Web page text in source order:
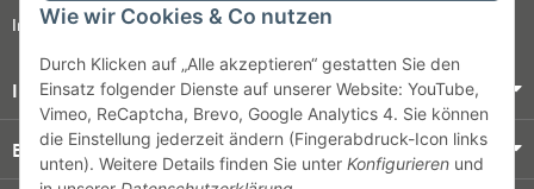
Wie wir Cookies & Co nutzen
Durch Klicken auf „Alle akzeptieren“ gestatten Sie den
Einsatz folgender Dienste auf unserer Website: YouTube,
Vimeo, ReCaptcha, Brevo, Google Analytics 4. Sie können
die Einstellung jederzeit ändern (Fingerabdruck-Icon links
unten). Weitere Details finden Sie unter Konfigurieren und
Impressum
Informationen
Bezahlung & Versand